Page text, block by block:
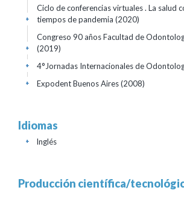
Ciclo de conferencias virtuales . La salud
tiempos de pandemia (2020)
+
Congreso 90 años Facultad de
(2019)
+
4°Jornadas Internacionales de
+
Expodent Buenos Aires(2008)
+
Idiomas
Inglés
+
Producción científica/